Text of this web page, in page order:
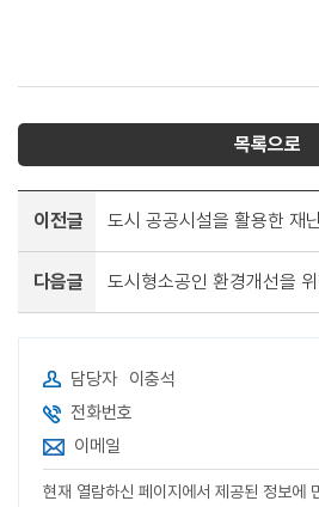
목록으로
이전글
다음글
담당자
이충석
전화번호
이메일
현재 열람하신 페이지에서 제공된 정보에